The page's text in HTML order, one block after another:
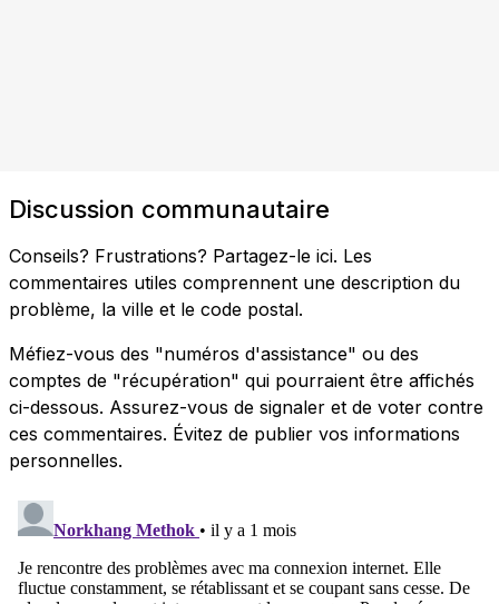
Discussion communautaire
Conseils? Frustrations? Partagez-le ici. Les
commentaires utiles comprennent une description du
problème, la ville et le code postal.
Méfiez-vous des "numéros d'assistance" ou des
comptes de "récupération" qui pourraient être affichés
ci-dessous. Assurez-vous de signaler et de voter contre
ces commentaires. Évitez de publier vos informations
personnelles.